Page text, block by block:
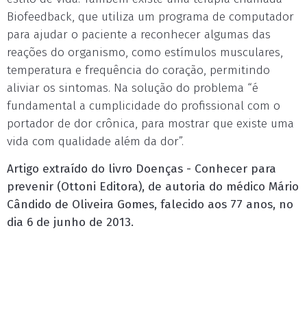
Biofeedback, que utiliza um programa de computador
para ajudar o paciente a reconhecer algumas das
reações do organismo, como estímulos musculares,
temperatura e frequência do coração, permitindo
aliviar os sintomas. Na solução do problema “é
fundamental a cumplicidade do profissional com o
portador de dor crônica, para mostrar que existe uma
vida com qualidade além da dor”.
Artigo extraído do livro Doenças - Conhecer para
prevenir (Ottoni Editora), de autoria do médico Mário
Cândido de Oliveira Gomes, falecido aos 77 anos, no
dia 6 de junho de 2013.